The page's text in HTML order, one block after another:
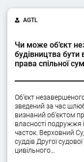
AGTL
Чи може об’єкт
будівництва бути
права спільної
Об’єкт
зведений за час
визнаний об’єктом
власності подружжя
часток. Верховний
суддів Другої
цивільного…